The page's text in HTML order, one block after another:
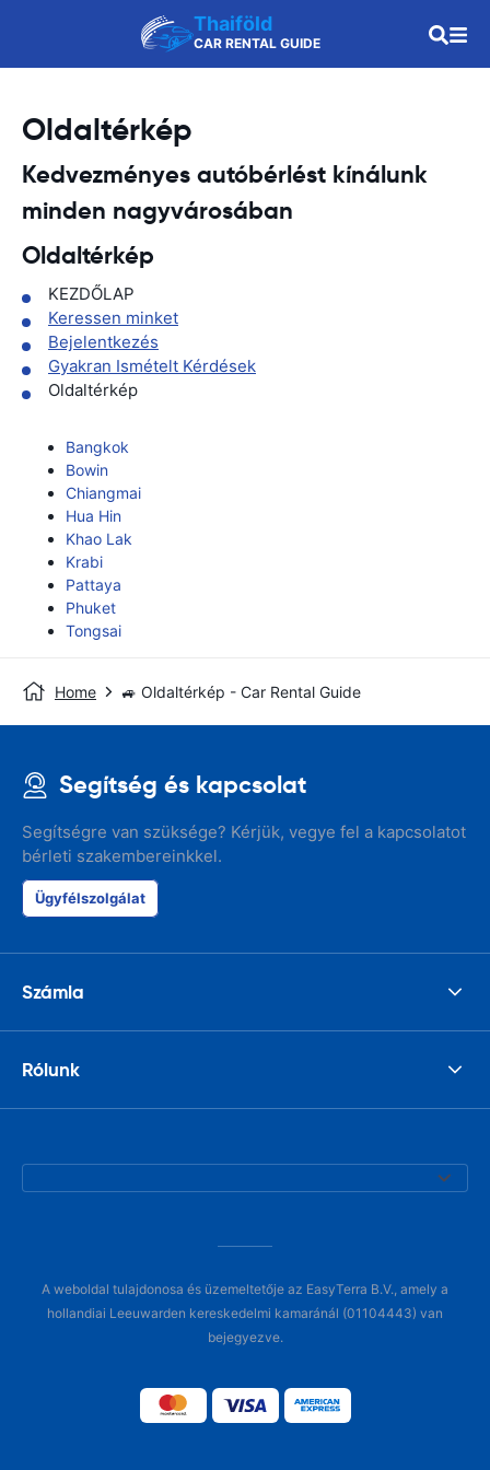
Thaiföld
CAR RENTAL GUIDE
Oldaltérkép
Kedvezményes autóbérlést kínálunk
minden nagyvárosában
Oldaltérkép
KEZDŐLAP
Keressen minket
Bejelentkezés
Gyakran Ismételt Kérdések
Oldaltérkép
Bangkok
Bowin
Chiangmai
Hua Hin
Khao Lak
Krabi
Pattaya
Phuket
Tongsai
Home 🚙 Oldaltérkép - Car Rental Guide
Segítség és kapcsolat
Segítségre van szüksége? Kérjük, vegye fel a kapcsolatot
bérleti szakembereinkkel.
Ügyfélszolgálat
Számla
Rólunk
A weboldal tulajdonosa és üzemeltetője az EasyTerra B.V., amely a
hollandiai Leeuwarden kereskedelmi kamaránál (01104443) van
bejegyezve.